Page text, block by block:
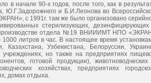
в начале 90-х годов, после того, как в
Ю.Г.Задорожнего и Б.И.Леонова во
с 1991г. там же было организовано
стерилизующих,
производстве отдела №19 ВНИИИМТ НПО
литров в час. В настоящее время
Узбекистана, Белоруссии,
но также на предприятиях
готовой продукции),
хозяйствах, предприятиях
домах отдыха.